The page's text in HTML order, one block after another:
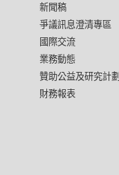
新聞稿
爭議訊息澄清專區
國際交流
業務動態
贊助公益及研究計劃
財務報表